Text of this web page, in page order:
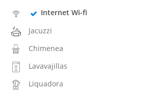
Internet Wi-fi
Jacuzzi
Chimenea
Lavavajillas
Liquadora